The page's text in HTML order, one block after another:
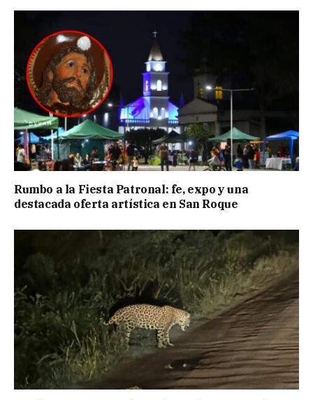
Rumbo a la Fiesta Patronal: fe, expo y una
destacada oferta artística en San Roque